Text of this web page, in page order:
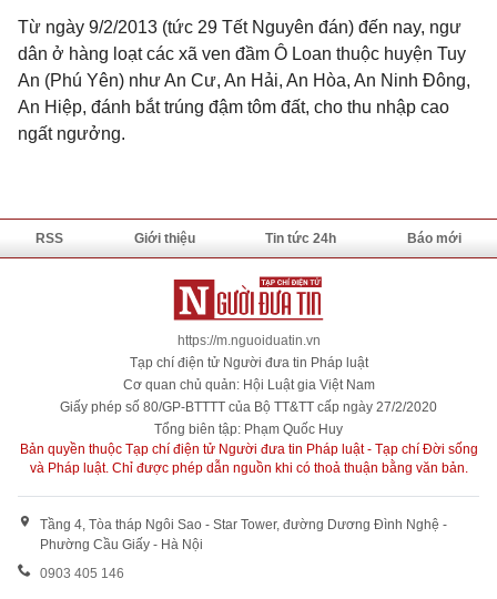
Từ ngày 9/2/2013 (tức 29 Tết Nguyên đán) đến nay, ngư
dân ở hàng loạt các xã ven đầm Ô Loan thuộc huyện Tuy
An (Phú Yên) như An Cư, An Hải, An Hòa, An Ninh Đông,
An Hiệp, đánh bắt trúng đậm tôm đất, cho thu nhập cao
ngất ngưởng.
RSS Giới thiệu Tin tức 24h Báo mới
https://m.nguoiduatin.vn
Tạp chí điện tử Người đưa tin Pháp luật
Cơ quan chủ quản: Hội Luật gia Việt Nam
Giấy phép số 80/GP-BTTTT của Bộ TT&TT cấp ngày 27/2/2020
Tổng biên tập: Phạm Quốc Huy
Bản quyền thuộc Tạp chí điện tử Người đưa tin Pháp luật - Tạp chí Đời sống
và Pháp luật. Chỉ được phép dẫn nguồn khi có thoả thuận bằng văn bản.
Tầng 4, Tòa tháp Ngôi Sao - Star Tower, đường Dương Đình Nghệ -
Phường Cầu Giấy - Hà Nội
0903 405 146